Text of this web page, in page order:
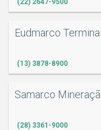
Eudmarco
(13) 3878-8900
Samarco
(28) 3361-9000